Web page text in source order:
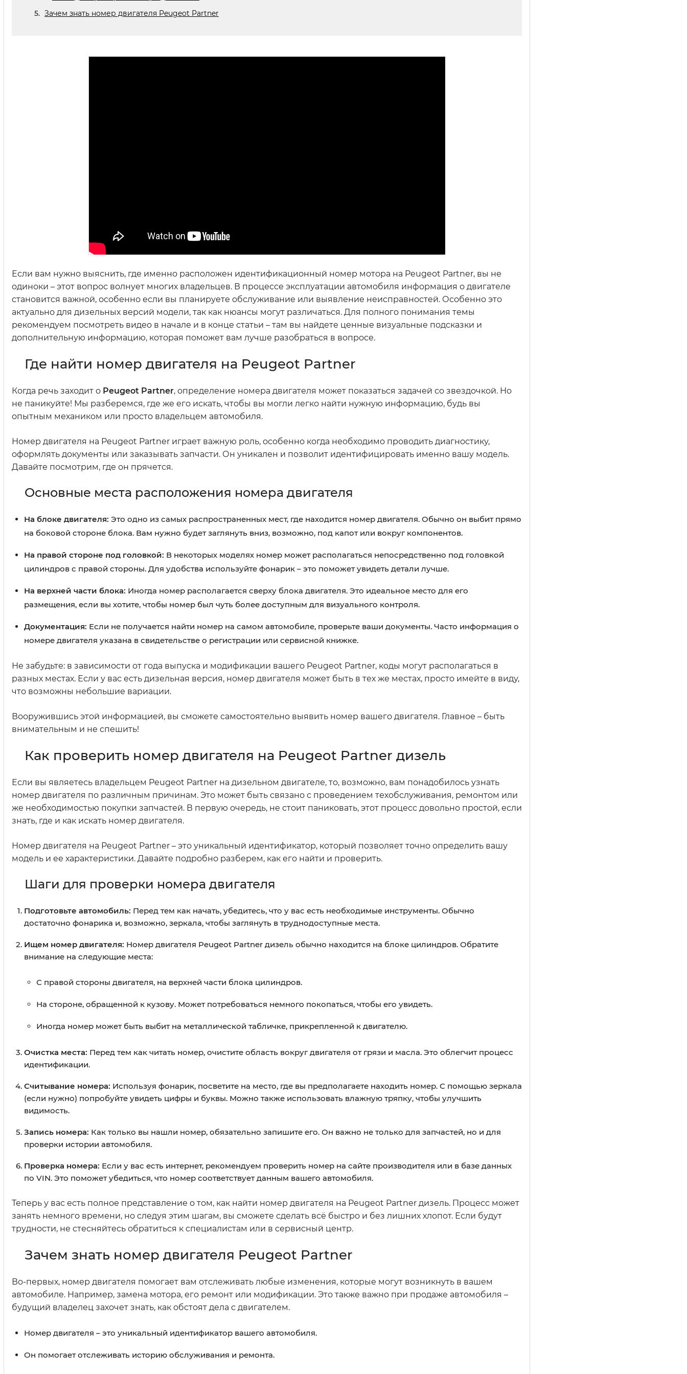
Зачем знать номер двигателя Peugeot Partner
Если вам нужно выяснить, где именно расположен идентификационный номер мотора на Peugeot Partner, вы не
одиноки – этот вопрос волнует многих владельцев. В процессе эксплуатации автомобиля информация о двигателе
становится важной, особенно если вы планируете обслуживание или выявление неисправностей. Особенно это
актуально для дизельных версий модели, так как нюансы могут различаться. Для полного понимания темы
рекомендуем посмотреть видео в начале и в конце статьи – там вы найдете ценные визуальные подсказки и
дополнительную информацию, которая поможет вам лучше разобраться в вопросе.
Где найти номер двигателя на Peugeot Partner
Когда речь заходит о Peugeot Partner, определение номера двигателя может показаться задачей со звездочкой. Но
не паникуйте! Мы разберемся, где же его искать, чтобы вы могли легко найти нужную информацию, будь вы
опытным механиком или просто владельцем автомобиля.
Номер двигателя на Peugeot Partner играет важную роль, особенно когда необходимо проводить диагностику,
оформлять документы или заказывать запчасти. Он уникален и позволит идентифицировать именно вашу модель.
Давайте посмотрим, где он прячется.
Основные места расположения номера двигателя
На блоке двигателя: Это одно из самых распространенных мест, где находится номер двигателя. Обычно он выбит прямо
на боковой стороне блока. Вам нужно будет заглянуть вниз, возможно, под капот или вокруг компонентов.
На правой стороне под головкой: В некоторых моделях номер может располагаться непосредственно под головкой
цилиндров с правой стороны. Для удобства используйте фонарик – это поможет увидеть детали лучше.
На верхней части блока: Иногда номер располагается сверху блока двигателя. Это идеальное место для его
размещения, если вы хотите, чтобы номер был чуть более доступным для визуального контроля.
Документация: Если не получается найти номер на самом автомобиле, проверьте ваши документы. Часто информация о
номере двигателя указана в свидетельстве о регистрации или сервисной книжке.
Не забудьте: в зависимости от года выпуска и модификации вашего Peugeot Partner, коды могут располагаться в
разных местах. Если у вас есть дизельная версия, номер двигателя может быть в тех же местах, просто имейте в виду,
что возможны небольшие вариации.
Вооружившись этой информацией, вы сможете самостоятельно выявить номер вашего двигателя. Главное – быть
внимательным и не спешить!
Как проверить номер двигателя на Peugeot Partner дизель
Если вы являетесь владельцем Peugeot Partner на дизельном двигателе, то, возможно, вам понадобилось узнать
номер двигателя по различным причинам. Это может быть связано с проведением техобслуживания, ремонтом или
же необходимостью покупки запчастей. В первую очередь, не стоит паниковать, этот процесс довольно простой, если
знать, где и как искать номер двигателя.
Номер двигателя на Peugeot Partner – это уникальный идентификатор, который позволяет точно определить вашу
модель и ее характеристики. Давайте подробно разберем, как его найти и проверить.
Шаги для проверки номера двигателя
Подготовьте автомобиль: Перед тем как начать, убедитесь, что у вас есть необходимые инструменты. Обычно
достаточно фонарика и, возможно, зеркала, чтобы заглянуть в труднодоступные места.
Ищем номер двигателя: Номер двигателя Peugeot Partner дизель обычно находится на блоке цилиндров. Обратите
внимание на следующие места:
С правой стороны двигателя, на верхней части блока цилиндров.
На стороне, обращенной к кузову. Может потребоваться немного покопаться, чтобы его увидеть.
Иногда номер может быть выбит на металлической табличке, прикрепленной к двигателю.
Очистка места: Перед тем как читать номер, очистите область вокруг двигателя от грязи и масла. Это облегчит процесс
идентификации.
Считывание номера: Используя фонарик, посветите на место, где вы предполагаете находить номер. С помощью зеркала
(если нужно) попробуйте увидеть цифры и буквы. Можно также использовать влажную тряпку, чтобы улучшить
видимость.
Запись номера: Как только вы нашли номер, обязательно запишите его. Он важно не только для запчастей, но и для
проверки истории автомобиля.
Проверка номера: Если у вас есть интернет, рекомендуем проверить номер на сайте производителя или в базе данных
по VIN. Это поможет убедиться, что номер соответствует данным вашего автомобиля.
Теперь у вас есть полное представление о том, как найти номер двигателя на Peugeot Partner дизель. Процесс может
занять немного времени, но следуя этим шагам, вы сможете сделать всё быстро и без лишних хлопот. Если будут
трудности, не стесняйтесь обратиться к специалистам или в сервисный центр.
Зачем знать номер двигателя Peugeot Partner
Во-первых, номер двигателя помогает вам отслеживать любые изменения, которые могут возникнуть в вашем
автомобиле. Например, замена мотора, его ремонт или модификации. Это также важно при продаже автомобиля –
будущий владелец захочет знать, как обстоят дела с двигателем.
Номер двигателя – это уникальный идентификатор вашего автомобиля.
Он помогает отслеживать историю обслуживания и ремонта.